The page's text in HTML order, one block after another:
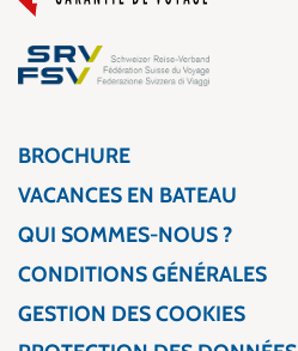
BROCHURE
VACANCES EN BATEAU
QUI SOMMES-NOUS ?
CONDITIONS GÉNÉRALES
GESTION DES COOKIES